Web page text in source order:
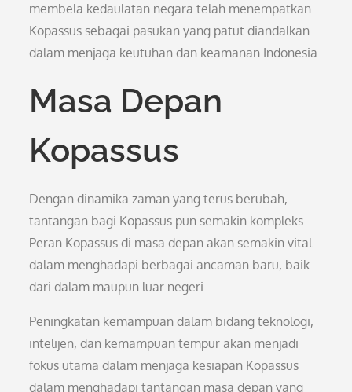
membela kedaulatan negara telah menempatkan
Kopassus sebagai pasukan yang patut diandalkan
dalam menjaga keutuhan dan keamanan Indonesia.
Masa Depan
Kopassus
Dengan dinamika zaman yang terus berubah,
tantangan bagi Kopassus pun semakin kompleks.
Peran Kopassus di masa depan akan semakin vital
dalam menghadapi berbagai ancaman baru, baik
dari dalam maupun luar negeri.
Peningkatan kemampuan dalam bidang teknologi,
intelijen, dan kemampuan tempur akan menjadi
fokus utama dalam menjaga kesiapan Kopassus
dalam menghadapi tantangan masa depan yang